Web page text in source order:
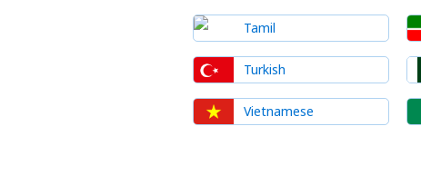
Tamil
Turkish
Vietnamese